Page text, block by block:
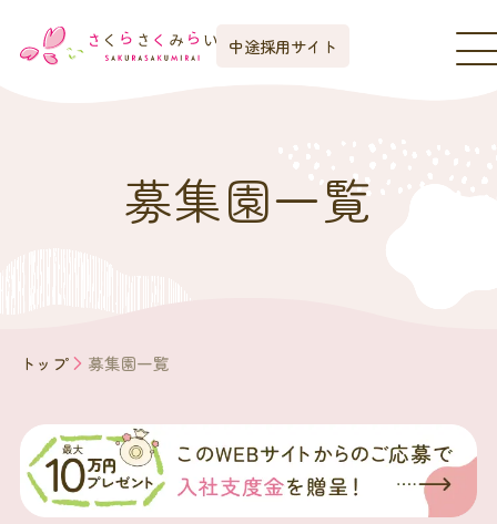
中途採用サイト
募集園一覧
トップ 募集園一覧